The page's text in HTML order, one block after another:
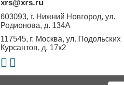
xrs@xrs.ru
603093, г. Нижний Новгород,ул.
Родионова, д. 134А
117545, г. Москва,ул. Подольских
Курсантов, д. 17к2